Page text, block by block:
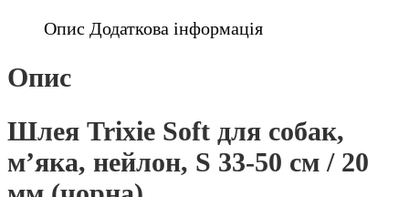
Опис Додаткова інформація
Опис
Шлея Trixie Soft для собак,
м’яка, нейлон, S 33-50 см / 20